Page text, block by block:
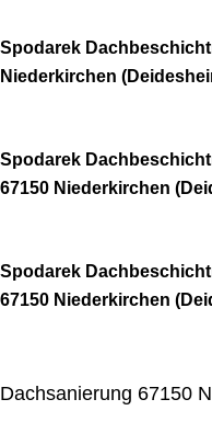
Spodarek
Niederkirchen
Spodarek
67150 Niederkirchen
Spodarek
67150 Niederkirchen
Dachsanierung 67150